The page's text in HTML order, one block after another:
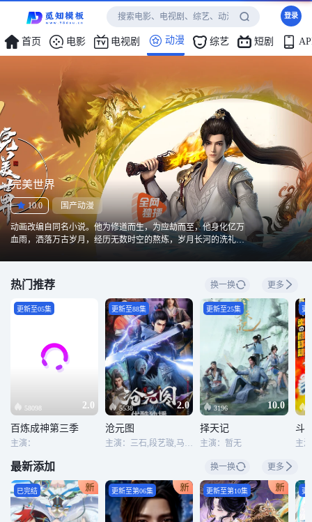
登录
首页 电影 电视剧 动漫 综艺 短剧
完美世界
10.0 国产动漫
动画改编自同名小说。他为修道而生，为应劫而至，他身化亿万
血雨，洒落万古岁月，经历无数时空的熬炼，岁月长河的洗礼，
传说。..........
热门推荐 换一换 更多
58098 2.0
更新至05集
百炼成神第三季
主演：
5538 2.0
更新至88集
沧元图
3196 10.0
更新至25集
择天记
主演：暂无
更
斗
最新添加 换一换 更多
已完结 更新至第06集 更新至第10集 更